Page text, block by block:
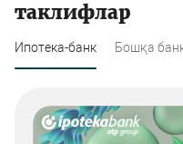
таклифлар
Ипотека-банк Бошқа